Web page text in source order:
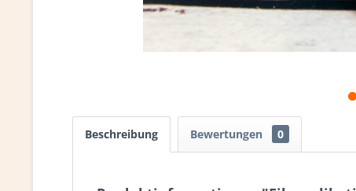
Beschreibung Bewertungen 0